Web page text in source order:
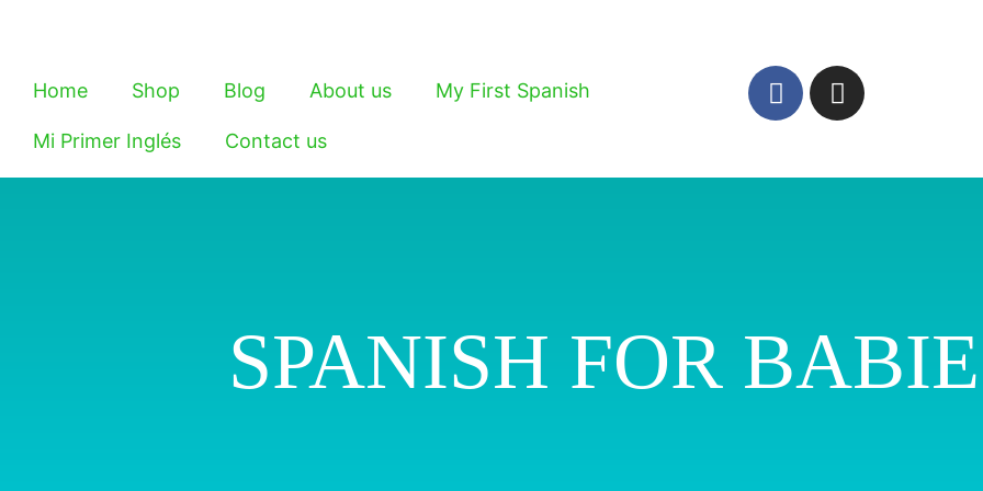
Home Shop Blog About us My First Spanish
Mi Primer Inglés Contact us
SPANISH FOR